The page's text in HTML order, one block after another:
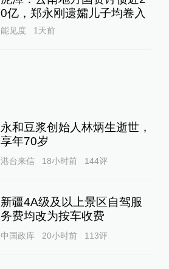
0亿，郑永刚遗孀儿子均卷入
能见度 1天前
永和豆浆创始人林炳生逝世，
享年70岁
港台来信 18小时前 144评
新疆4A级及以上景区自驾服
务费均改为按车收费
中国政库 20小时前 113评